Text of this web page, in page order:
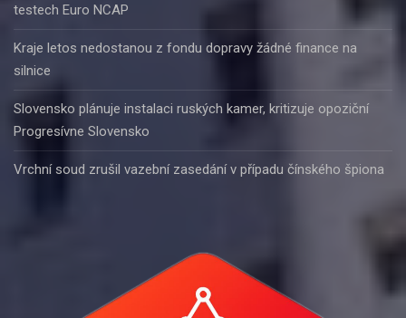
testech Euro NCAP
Kraje letos nedostanou z fondu dopravy žádné finance na
silnice
Slovensko plánuje instalaci ruských kamer, kritizuje opoziční
Progresívne Slovensko
Vrchní soud zrušil vazební zasedání v případu čínského špiona